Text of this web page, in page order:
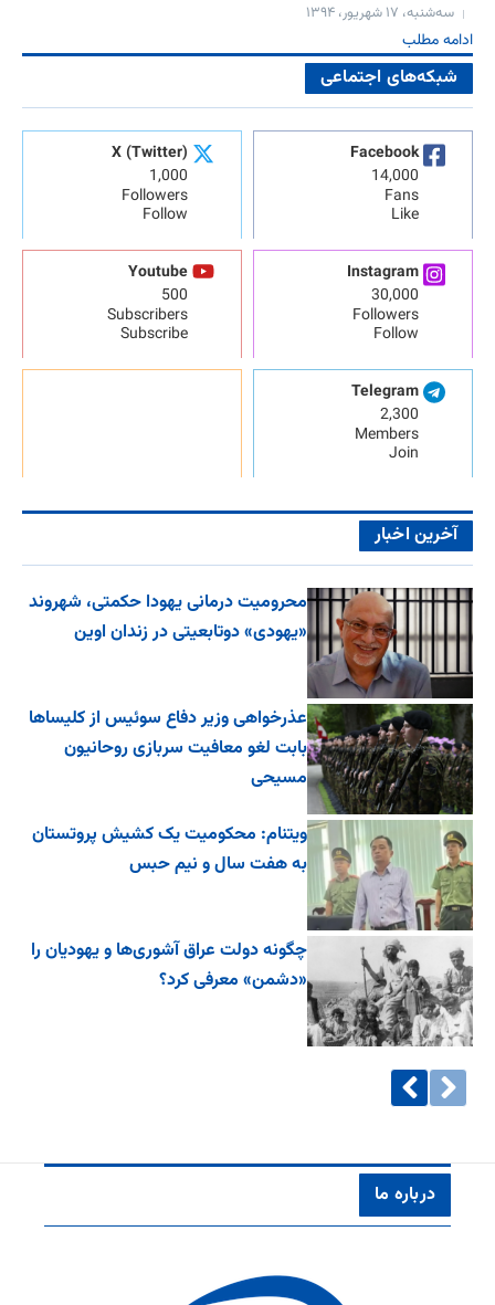
سه‌شنبه، ۱۷ شهریور، ۱۳۹۴
ادامه مطلب
شبکه‌های اجتماعی
Facebook
14,000
Fans
Like
X (Twitter)
1,000
Followers
Follow
Instagram
30,000
Followers
Follow
Youtube
500
Subscribers
Subscribe
Telegram
2,300
Members
Join
آخرین اخبار
محرومیت درمانی یهودا حکمتی، شهروند
«یهودی» دوتابعیتی در زندان اوین
عذرخواهی وزیر دفاع سوئیس از کلیساها
بابت لغو معافیت سربازی روحانیون
مسیحی
ویتنام: محکومیت یک کشیش پروتستان
به هفت سال و نیم حبس
چگونه دولت عراق آشوری‌ها و یهودیان را
«دشمن» معرفی کرد؟
درباره ما